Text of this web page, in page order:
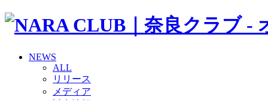
NEWS
ALL
リリース
メディア